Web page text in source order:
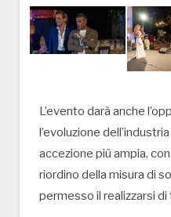
L’evento darà anche
l’evoluzione
accezione più ampia,
riordino della misura di
permesso il realizzarsi